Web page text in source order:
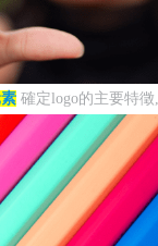
確定logo的主要特